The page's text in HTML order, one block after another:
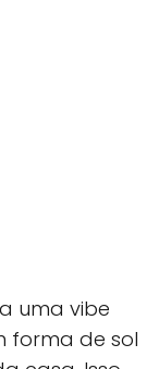
uma vibe
forma de sol